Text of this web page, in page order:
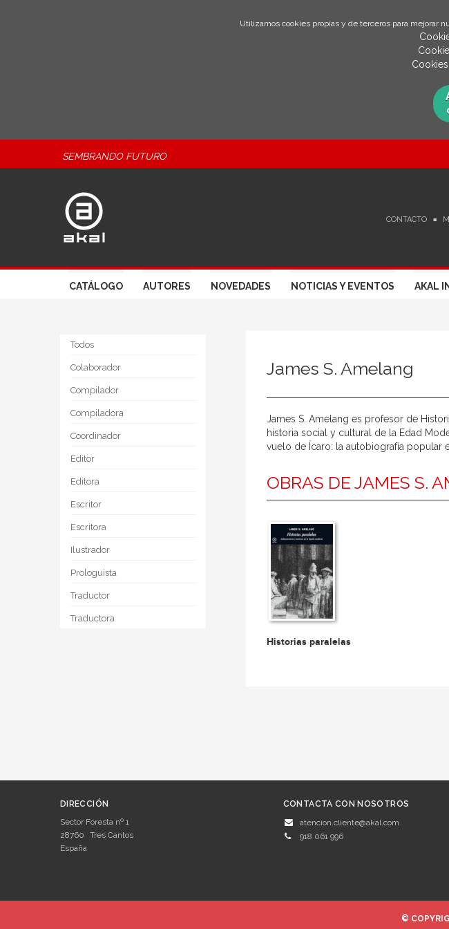
Utilizamos cookies propias y de terceros para mejorar
SEMBRANDO FUTURO
CONTACTO
CATÁLOGO AUTORES NOVEDADES NOTICIAS Y EVENTOS AKAL
Todos
Colaborador
Compilador
Compiladora
Coordinador
Editor
Editora
Escritor
Escritora
Ilustrador
Prologuista
Traductor
Traductora
James S. Amelang
James S. Amelang es profesor de
historia social y cultural de la Edad
vuelo de Ícaro: la autobiografía popular
OBRAS DE JAMES S.
Historias paralelas
DIRECCIÓN
Sector Foresta nº 1
28760
Tres Cantos
España
CONTACTA CON NOSOTROS
atencion.cliente@akal.com
918 061 996
©